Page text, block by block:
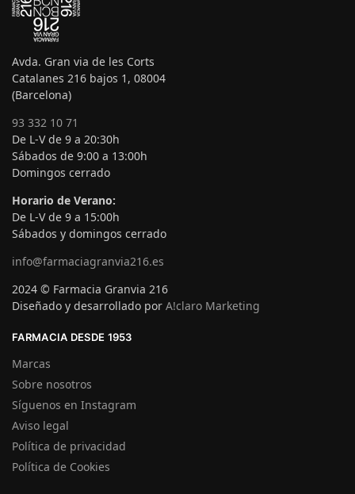
Avda. Gran via de les Corts
Catalanes 216 bajos 1, 08004
(Barcelona)
93 332 10 71
De L-V de 9 a 20:30h
Sábados de 9:00 a 13:00h
Domingos cerrado
Horario de Verano:
De L-V de 9 a 15:00h
Sábados y domingos cerrado
info@farmaciagranvia216.es
2024 © Farmacia Granvia 216
Diseñado y desarrollado por A!claro Marketing
FARMACIA DESDE 1953
Marcas
Sobre nosotros
Síguenos en Instagram
Aviso legal
Política de privacidad
Política de Cookies